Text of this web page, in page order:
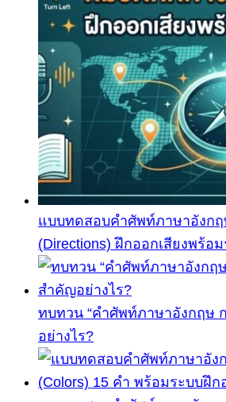
แบบทดสอบคำศัพท์ภาษาอังก
(Directions) ฝึกออกเสียงพร้อ
ทบทวน “คำศัพท์ภาษาอังกฤษ
อย่างไร?